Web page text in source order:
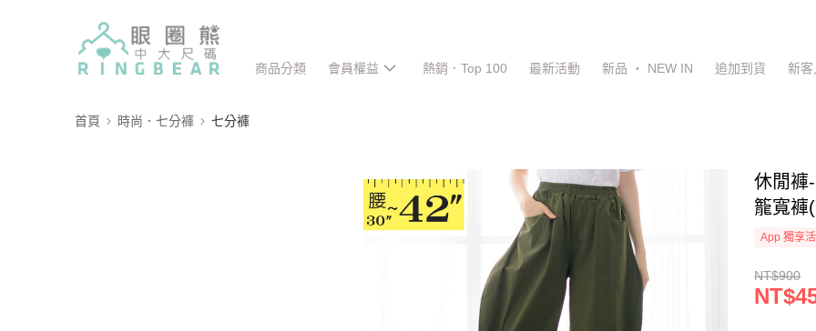
商品分類 會員權益 熱銷．Top 100 最新活動 新品 ‧ NEW IN 追加到貨 新客
首頁 時尚．七分褲 七分褲
休閒褲
籠寬褲
App 獨享
NT$900